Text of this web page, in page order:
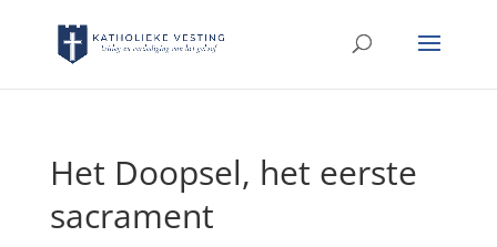
Het Doopsel, het eerste
sacrament